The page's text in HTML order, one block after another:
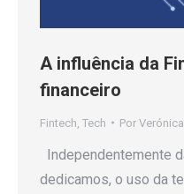
A influência da
financeiro
Fintech Tech Por
Independentemente
dedicamos, o uso da